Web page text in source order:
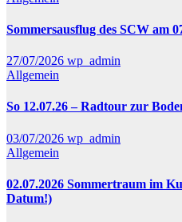
Sommersausflug des SCW am
27/07/2026 wp_admin
Allgemein
So 12.07.26 – Radtour zur
03/07/2026 wp_admin
Allgemein
02.07.2026 Sommertraum im
Datum!)